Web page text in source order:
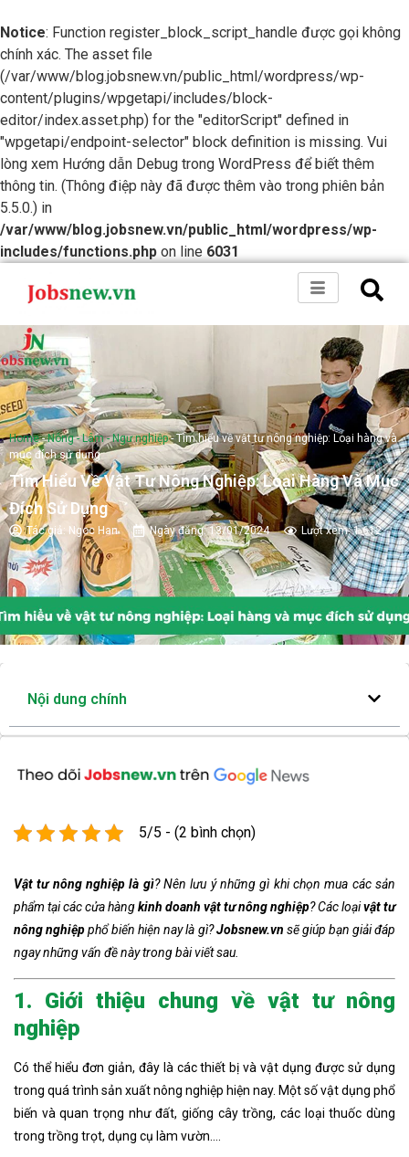
Notice: Function register_block_script_handle được gọi không
chính xác. The asset file
(/var/www/blog.jobsnew.vn/public_html/wordpress/wp-
content/plugins/wpgetapi/includes/block-
editor/index.asset.php) for the "editorScript" defined in
"wpgetapi/endpoint-selector" block definition is missing. Vui
lòng xem Hướng dẫn Debug trong WordPress để biết thêm
thông tin. (Thông điệp này đã được thêm vào trong phiên bản
5.5.0.) in
/var/www/blog.jobsnew.vn/public_html/wordpress/wp-
includes/functions.php on line 6031
Home-Nông - Lâm - Ngư nghiệp-Tìm hiểu về vật tư nông nghiệp: Loại hàng và
mục đích sử dụng
Tìm Hiểu Về Vật Tư Nông Nghiệp: Loại Hàng Và Mục
Đích Sử Dụng
Tác giả: Ngoc Han Ngày đăng: 13/01/2024 Lượt xem: 1.612
5/5 - (2 bình chọn)
Vật tư nông nghiệp là gì? Nên lưu ý những gì khi chọn mua các sản
phẩm tại các cửa hàngkinh doanh vật tư nông nghiệp? Các loạivật tư
nông nghiệpphổ biến hiện nay là gì?Jobsnew.vn sẽ giúp bạn giải đáp
ngay những vấn đề này trong bài viết sau.
1. Giới thiệu chung về vật tư nông
nghiệp
Có thể hiểu đơn giản, đây là các thiết bị và vật dụng được sử dụng
trong quá trình sản xuất nông nghiệp hiện nay. Một số vật dụng phổ
biến và quan trọng như đất, giống cây trồng, các loại thuốc dùng
trong trồng trọt, dụng cụ làm vườn….
Nội dung chính